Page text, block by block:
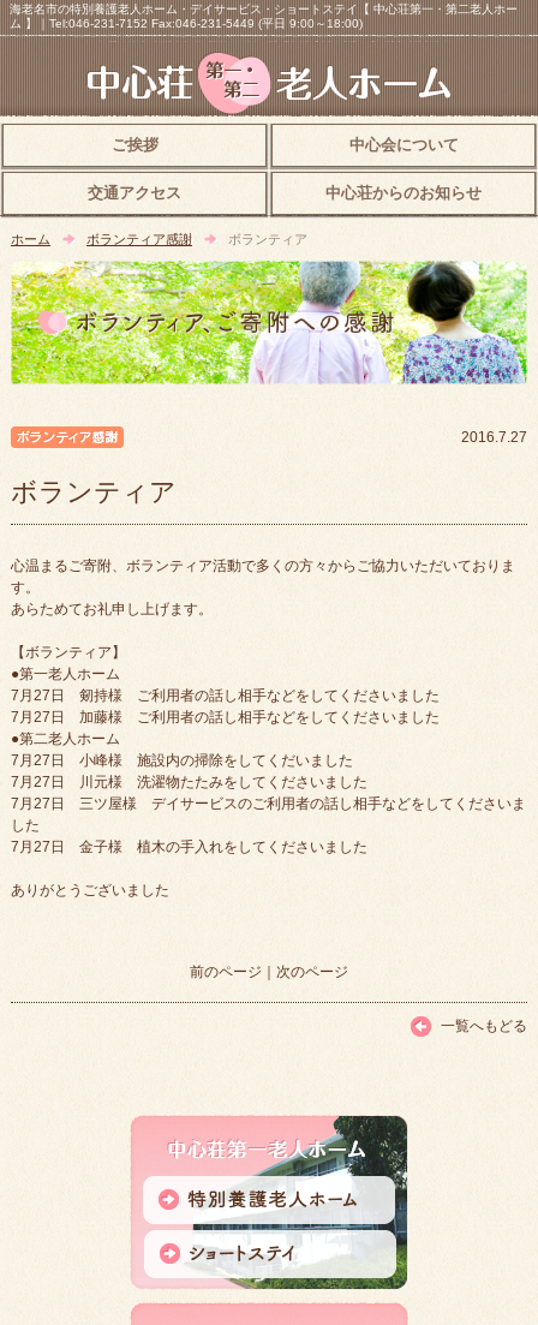
海老名市の特別養護老人ホーム・デイサービス・ショートステイ【 中心荘第一・第二老人ホー
ム 】｜Tel:046-231-7152 Fax:046-231-5449 (平日 9:00～18:00)
ご挨拶 中心会について
交通アクセス 中心荘からのお知らせ
ホーム ボランティア感謝 ボランティア
2016.7.27
ボランティア
心温まるご寄附、ボランティア活動で多くの方々からご協力いただいておりま
す。
あらためてお礼申し上げます。
【ボランティア】
●第一老人ホーム
7月27日 剱持様 ご利用者の話し相手などをしてくださいました
7月27日 加藤様 ご利用者の話し相手などをしてくださいました
●第二老人ホーム
7月27日 小峰様 施設内の掃除をしてくだいました
7月27日 川元様 洗濯物たたみをしてくださいました
7月27日 三ツ屋様 デイサービスのご利用者の話し相手などをしてくださいま
した
7月27日 金子様 植木の手入れをしてくださいました
ありがとうございました
前のページ ｜ 次のページ
一覧へもどる